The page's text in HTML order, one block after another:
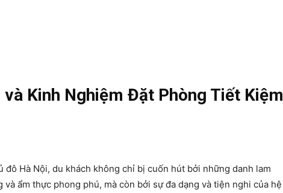
Kinh Nghiệm Đặt Phòng Tiết Kiệm
đô Hà Nội, du khách không chỉ bị cuốn hút bởi những danh lam
và ẩm thực phong phú, mà còn bởi sự đa dạng và tiện nghi của hệ